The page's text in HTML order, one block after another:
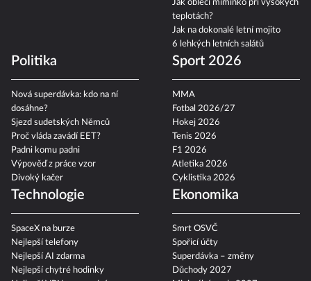
Jak obléci miminko při vysokých
teplotách?
Jak na dokonalé letní mojito
6 lehkých letních salátů
Politika
Nová superdávka: kdo na ní
dosáhne?
Sjezd sudetských Němců
Proč vláda zavádí EET?
Padni komu padni
Výpověď z práce vzor
Divoký kačer
Sport 2026
MMA
Fotbal 2026/27
Hokej 2026
Tenis 2026
F1 2026
Atletika 2026
Cyklistika 2026
Technologie
SpaceX na burze
Nejlepší telefony
Nejlepší AI zdarma
Nejlepší chytré hodinky
Ekonomika
Smrt OSVČ
Spořicí účty
Superdávka – změny
Důchody 2027